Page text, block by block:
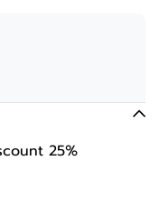
25%